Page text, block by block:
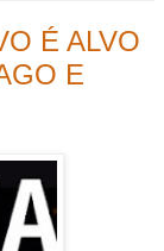
É ALVO
E